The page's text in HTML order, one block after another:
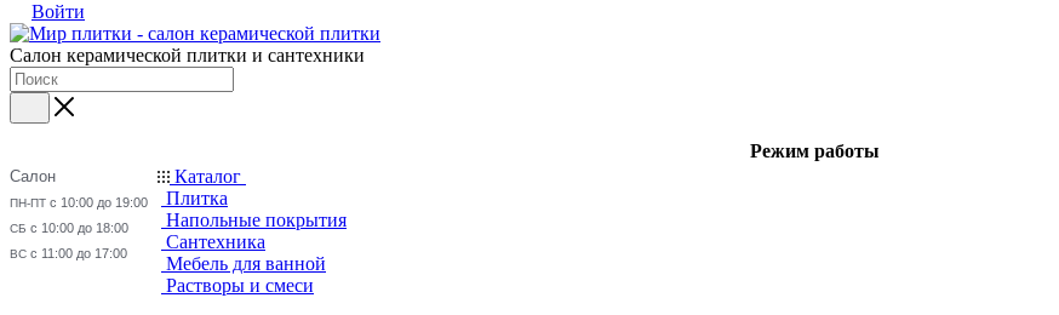
Войти
Салон керамической плитки и сантехники
Режим работы
Салон
ПН-ПТ с 10:00 до 19:00
СБ с 10:00 до 18:00
ВС с 11:00 до 17:00
Каталог
Плитка
Напольные покрытия
Сантехника
Мебель для ванной
Растворы и смеси